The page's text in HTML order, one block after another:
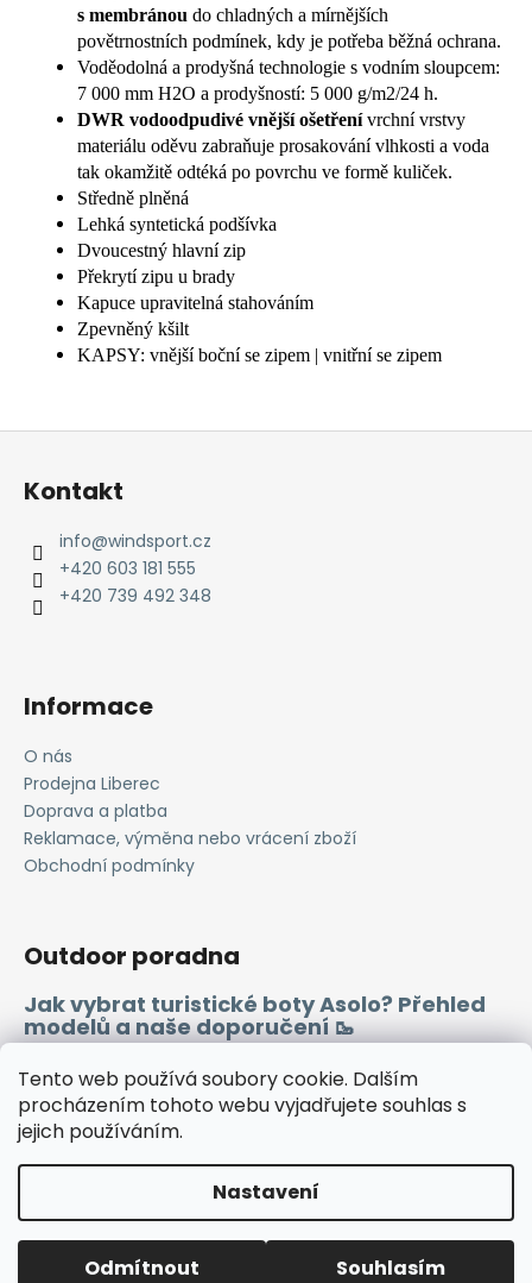
Tento web používá soubory cookie. Dalším
procházením tohoto webu vyjadřujete souhlas s
jejich používáním.
Nastavení
Odmítnout Souhlasím
s membránou do chladných a mírnějších
povětrnostních podmínek, kdy je potřeba běžná ochrana.
Voděodolná a prodyšná technologie s vodním sloupcem:
7 000 mm H2O a prodyšností: 5 000 g/m2/24 h.
DWR vodoodpudivé vnější ošetřenívrchní vrstvy
materiálu oděvu zabraňuje prosakování vlhkosti a voda
tak okamžitě odtéká po povrchu ve formě kuliček.
Středně plněná
Lehká syntetická podšívka
Dvoucestný hlavní zip
Překrytí zipu u brady
Kapuce upravitelná stahováním
Zpevněný kšilt
KAPSY: vnější boční se zipem | vnitřní se zipem
Z
Kontakt
info@windsport.cz
+420 603 181 555
+420 739 492 348
Informace
O nás
Prodejna Liberec
Doprava a platba
Reklamace, výměna nebo vrácení zboží
Obchodní podmínky
Outdoor poradna
Jak vybrat turistické boty Asolo? Přehled
modelů a naše doporučení 🥾
Copyright 2026WINDSPORT . Všechna práva vyhrazena.